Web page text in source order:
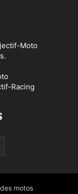
Moto
Racing
motos